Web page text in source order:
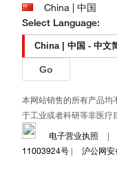
China | 中国
Select Language:
Go
本网站销售的所有产品均
于工业或者科研等非医疗
电子营业执照
|
11003924号 | 沪公网